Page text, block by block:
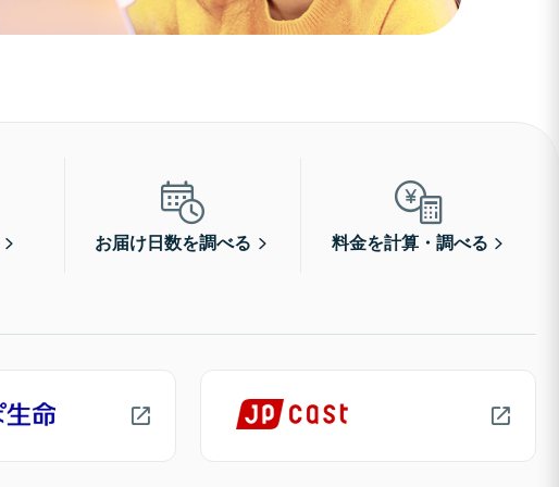
お届け日数を調べる 料金を計算・調べる